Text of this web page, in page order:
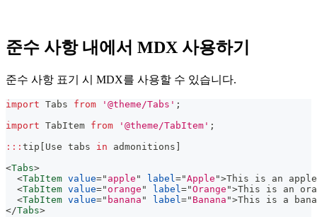
준수 사항 내에서 MDX 사용하기
준수 사항 표기 시 MDX를 사용할 수 있습니다.
import Tabs from '@theme/Tabs' ;
import TabItem from '@theme/TabItem' ;
: : : tip Use tabs in admonitions
<Tabs>
<TabItem value=" apple " label="Apple ">This is an
<TabItem value=" orange " label="Orange ">This is an
<TabItem value=" banana " label=" Banana ">This is a
</Tabs>